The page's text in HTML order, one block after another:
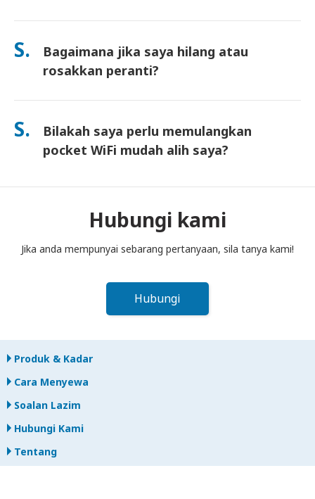
Ya—sambung sehingga 10 peranti serentak (telefon, tablet,
sertakan power bank percuma untuk kegunaan sepanjang hari.
S.
Bagaimana jika saya hilang atau
rosakkan peranti?
Anda boleh menambah Insurans semasa checkout untuk
yuran penggantian akan dikenakan. Jika sesuatu berlaku,
hubungi kami dengan segera—kami akan bantu anda kekal
terhubung.
S.
Bilakah saya perlu memulangkan
pocket WiFi mudah alih saya?
selepas tamat tempoh sewaan. Jika anda lewat
memulangkan, anda akan dikenakan bayaran.
Hubungi kami
Jika anda mempunyai sebarang pertanyaan, sila tanya kami!
Hubungi
Produk & Kadar
Cara Menyewa
Soalan Lazim
Hubungi Kami
Tentang